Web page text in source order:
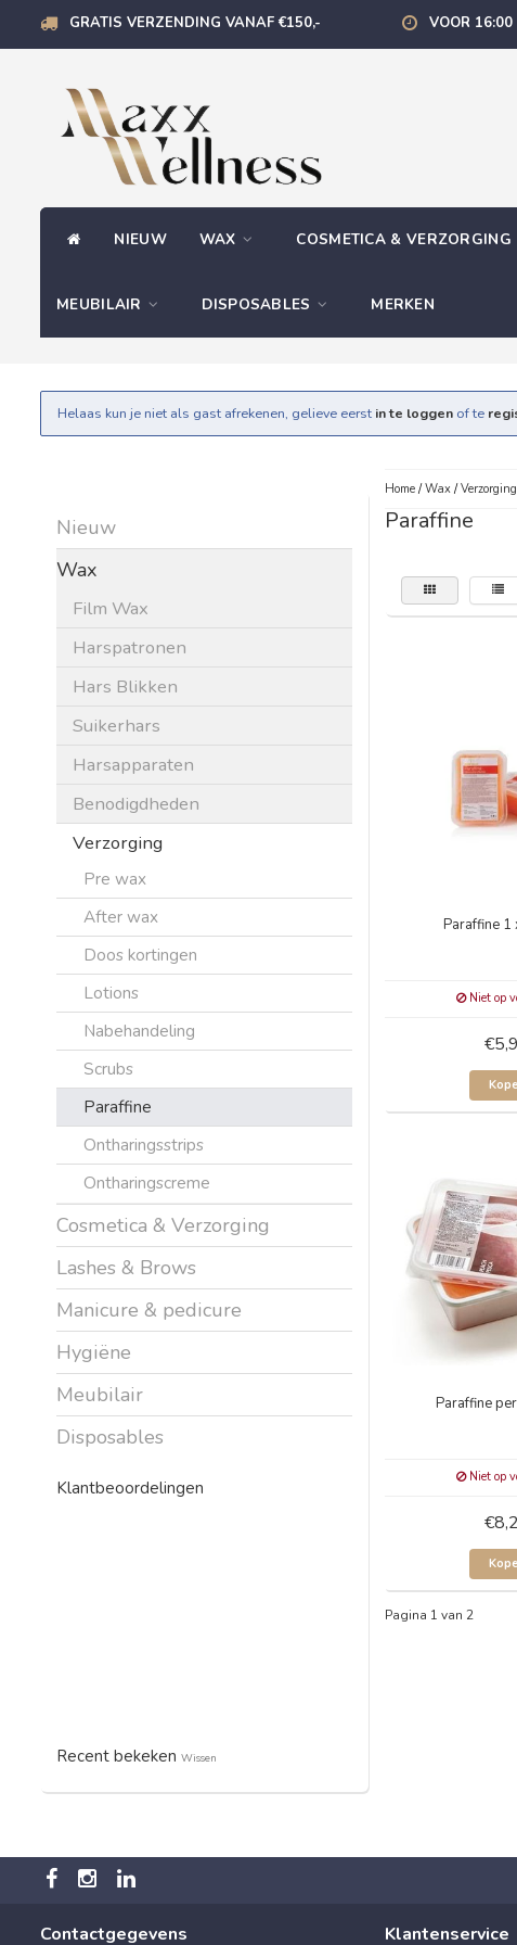
GRATIS VERZENDING VANAF €150,- VOOR 16:00
NIEUW WAX COSMETICA & VERZORGING
MEUBILAIR DISPOSABLES MERKEN
Helaas kun je niet als gast afrekenen, gelieve eerst in te loggen of te
Nieuw
Wax
Film Wax
Harspatronen
Hars Blikken
Suikerhars
Harsapparaten
Benodigdheden
Verzorging
Pre wax
After wax
Doos kortingen
Lotions
Nabehandeling
Scrubs
Paraffine
Ontharingsstrips
Ontharingscreme
Cosmetica & Verzorging
Lashes & Brows
Manicure & pedicure
Hygiëne
Meubilair
Disposables
Klantbeoordelingen
Recent bekeken Wissen
Home/Wax/Verzorging
Paraffine
Paraffine
Niet op
Paraffine
Niet op
Pagina 1 van 2
Contactgegevens Klantenservice